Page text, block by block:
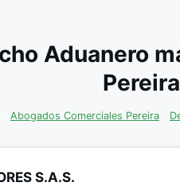
Aduanero
Pereira
Abogados Comerciales Pereira
S.A.S.